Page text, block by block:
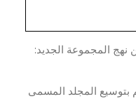
الجديد:
المسمى